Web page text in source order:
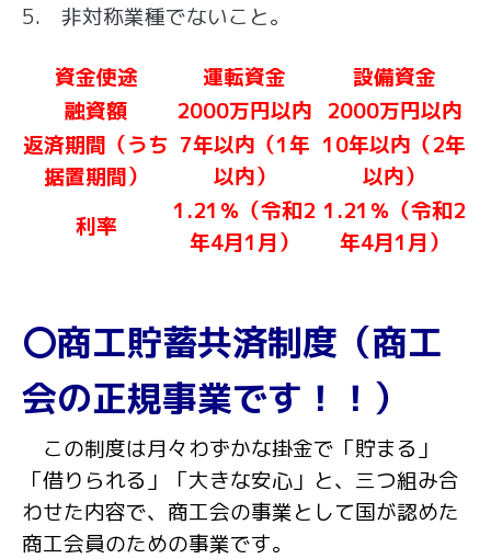
5. 非対称業種でないこと。
資金使途 運転資金
設備資金
融資額
2000万円以内 2000万円以内
返済期間（うち
据置期間）
7年以内（1年
以内）
10年以内（2年
以内）
利率
1.21％（令和2
年4月1月）
1.21％（令和2
年4月1月）
〇商工貯蓄共済制度（商工
会の正規事業です！！）
この制度は月々わずかな掛金で「貯まる」
「借りられる」「大きな安心」と、三つ組み合
わせた内容で、商工会の事業として国が認めた
商工会員のための事業です。